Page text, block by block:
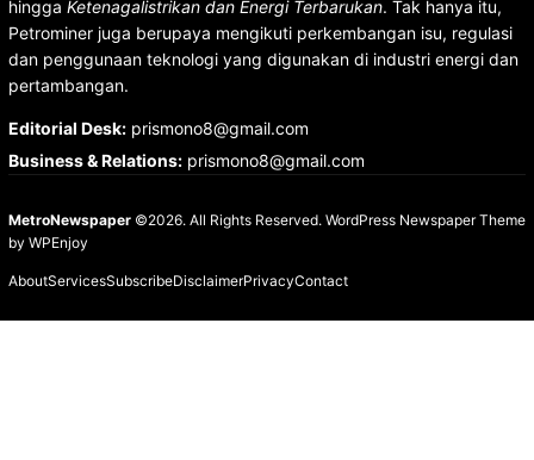
hingga Ketenagalistrikan dan Energi Terbarukan. Tak hanya itu,
Petrominer juga berupaya mengikuti perkembangan isu, regulasi
dan penggunaan teknologi yang digunakan di industri energi dan
pertambangan.
Editorial Desk:prismono8@gmail.com
Business & Relations:prismono8@gmail.com
MetroNewspaper©2026. All Rights Reserved. WordPress Newspaper Theme
by WPEnjoy
AboutServicesSubscribeDisclaimerPrivacyContact